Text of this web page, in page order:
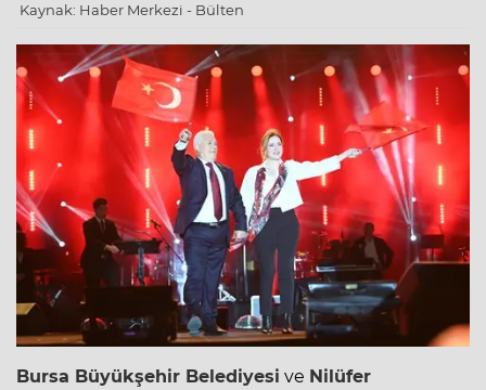
Kaynak: Haber Merkezi - Bülten
Bursa Büyükşehir Belediyesi ve Nilüfer